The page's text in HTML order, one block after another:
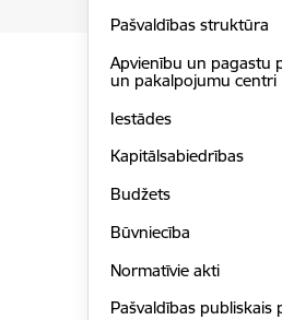
Pašvaldības struktūra
Apvienību un pagastu
un pakalpojumu centri
Iestādes
Kapitālsabiedrības
Budžets
Būvniecība
Normatīvie akti
Pašvaldības publiskais